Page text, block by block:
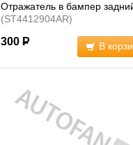
Отражатель в бампер
(ST4412904AR)
300 Р В